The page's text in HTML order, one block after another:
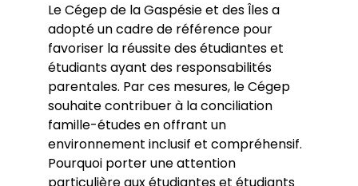
Le Cégep de la Gaspésie et des Îles a
adopté un cadre de référence pour
favoriser la réussite des étudiantes et
étudiants ayant des responsabilités
parentales. Par ces mesures, le Cégep
souhaite contribuer à la conciliation
famille-études en offrant un
environnement inclusif et compréhensif.
Pourquoi porter une attention